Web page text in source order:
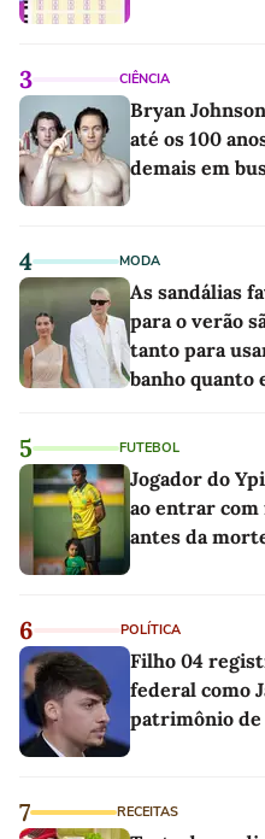
3 CIÊNCIA
Bryan
até os 100
demais em
4 MODA
As sandálias
para o verão
tanto para
banho quanto
5 FUTEBOL
Jogador do
ao entrar com
antes da
6 POLÍTICA
Filho 04
federal como
patrimônio de
7 RECEITAS